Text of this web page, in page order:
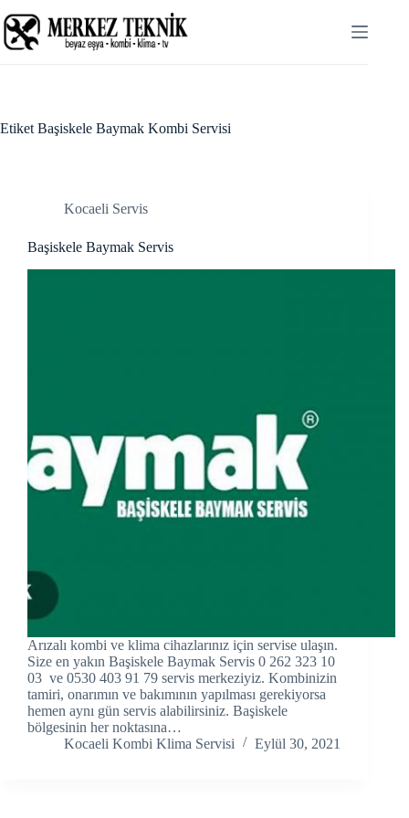
Hacklink panel
Hacklink
Hacklink panel
Hacklink panel
Hacklink panel
Hacklink Panel
Hacklink panel
Hacklink Panel
Hacklink panel
to
content
Etiket Başiskele Baymak Kombi Servisi
Kocaeli Servis
Başiskele Baymak Servis
Arızalı kombi ve klima cihazlarınız için servise ulaşın.
Size en yakın Başiskele Baymak Servis 0 262 323 10
03 ve 0530 403 91 79 servis merkeziyiz. Kombinizin
tamiri, onarımın ve bakımının yapılması gerekiyorsa
hemen aynı gün servis alabilirsiniz. Başiskele
bölgesinin her noktasına…
Kocaeli Kombi Klima Servisi
Eylül 30, 2021